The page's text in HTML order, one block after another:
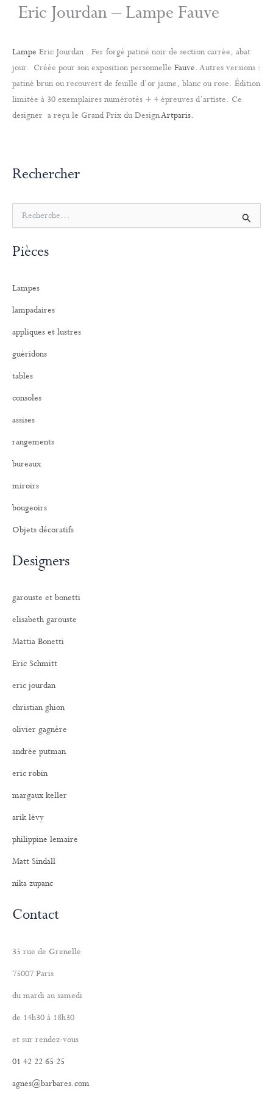
Eric Jourdan – Lampe Fauve
Lampe Eric Jourdan . Fer forgé patiné noir de section carrée, abat
jour. Créée pour son exposition personnelle Fauve. Autres versions :
patiné brun ou recouvert de feuille d’or jaune, blanc ou rose. Édition
limitée à 30 exemplaires numérotés + 4 épreuves d’artiste. Ce
designer a reçu le Grand Prix du DesignArtparis.
Rechercher
e
h
c
e
:
Pièces
Lampes
lampadaires
appliques et lustres
guéridons
tables
consoles
assises
rangements
bureaux
miroirs
bougeoirs
Objets décoratifs
Designers
garouste et bonetti
elisabeth garouste
Mattia Bonetti
Eric Schmitt
eric jourdan
christian ghion
olivier gagnère
andrée putman
eric robin
margaux keller
arik lévy
philippine lemaire
Matt Sindall
nika zupanc
Contact
35 rue de Grenelle
75007 Paris
du mardi au samedi
de 14h30 à 18h30
et sur rendez-vous
01 42 22 65 25
agnes@barbares.com